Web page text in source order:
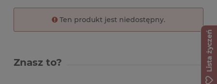
Ten produkt jest niedostępny.
Znasz to? Lista życzeń